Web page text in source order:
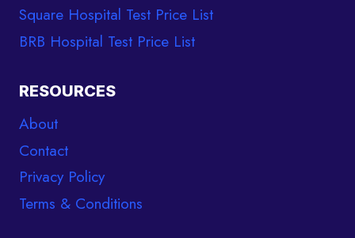
Square Hospital Test Price List
BRB Hospital Test Price List
RESOURCES
About
Contact
Privacy Policy
Terms & Conditions